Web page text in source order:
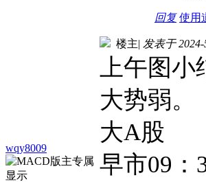
回复 使用
wqy8009
楼主| 发表于
上午图小
大势弱。
大A股
早市09：